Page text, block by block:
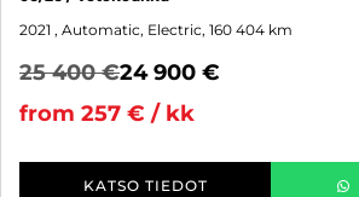
2021 , Automatic, Electric, 160 404 km
25 400 €24 900 €
from 257 € / kk
KATSO TIEDOT